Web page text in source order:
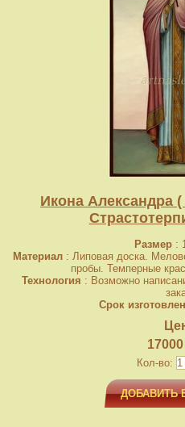
Икона Александра
Размер:
Материал : Липовая доска.
пробы. Темперные
Технология : Возможно
Срок
Кол-во:
ДОБАВИТЬ